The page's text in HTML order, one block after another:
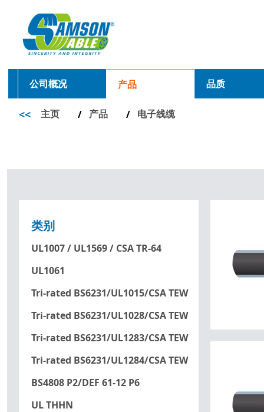
公司概况 产品 品质
<< 主页 / 产品 / 电子线缆
类别
UL1007 / UL1569 / CSA TR-64
UL1061
Tri-rated BS6231/UL1015/CSA TEW
Tri-rated BS6231/UL1028/CSA TEW
Tri-rated BS6231/UL1283/CSA TEW
Tri-rated BS6231/UL1284/CSA TEW
BS4808 P2/DEF 61-12 P6
UL THHN